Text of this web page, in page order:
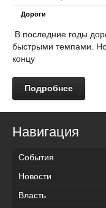
Дороги
В последние годы
быстрыми темпами.
концу
Подробнее
Навигация
События
Новости
Власть